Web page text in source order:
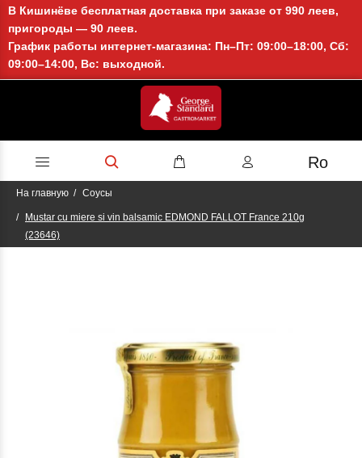
В Кишинёве бесплатная доставка при заказе от 990 леев,
пригороды — 90 леев.
График работы интернет-магазина: Пн–Пт: 09:00–18:00, Сб:
09:00–14:00, Вс: выходной.
Ro
На главную Соусы
Mustar cu miere si vin balsamic EDMOND FALLOT France 210g
(23646)